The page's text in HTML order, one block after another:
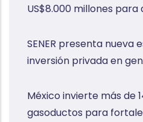
US$8.000 millones
SENER presenta nueva
inversión privada en
México invierte más de
gasoductos para